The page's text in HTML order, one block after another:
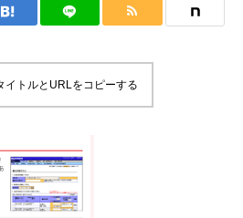
イトルとURLをコピーする